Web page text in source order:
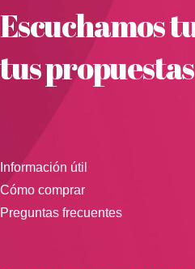
Escuchamos
tus propuestas
Información útil
Cómo comprar
Preguntas frecuentes